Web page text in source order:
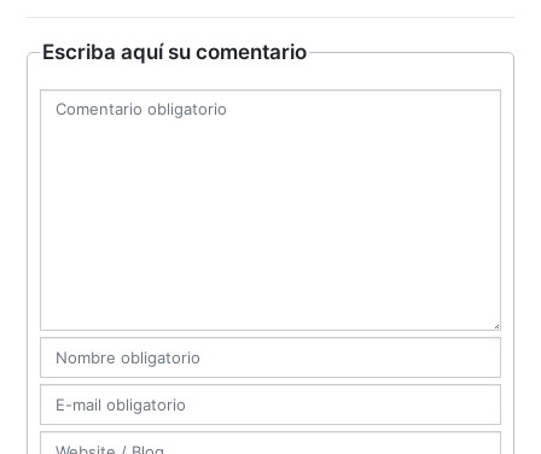
Escriba aquí su comentario